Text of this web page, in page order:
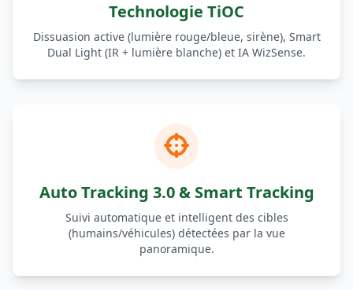
Technologie TiOC
Dissuasion active (lumière rouge/bleue, sirène), Smart
Dual Light (IR + lumière blanche) et IA WizSense.
Auto Tracking 3.0 & Smart Tracking
Suivi automatique et intelligent des cibles
(humains/véhicules) détectées par la vue
panoramique.